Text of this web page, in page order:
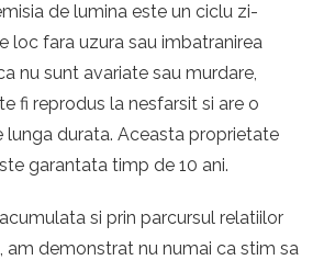
de lumina este un ciclu zi-
loc fara uzura sau imbatranirea
nu sunt avariate sau murdare,
fi reprodus la nesfarsit si are o
durata. Aceasta proprietate
garantata timp de 10 ani.
si prin parcursul relatiilor
am demonstrat nu numai ca stim sa